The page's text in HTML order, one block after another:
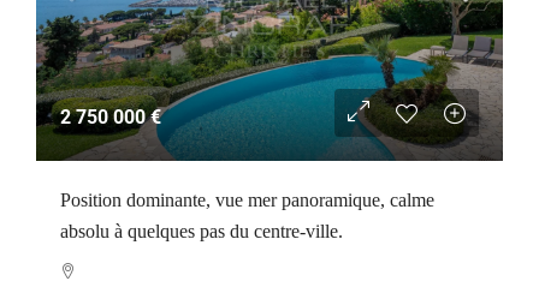
2 750 000 €
Position dominante, vue mer panoramique, calme
absolu à quelques pas du centre-ville.